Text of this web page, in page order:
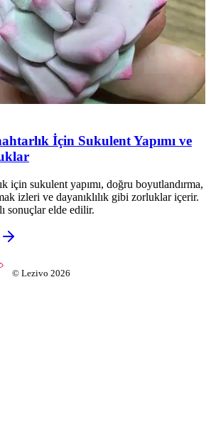
İçin Sukulent Yapımı ve
için sukulent yapımı, doğru boyutlandırma,
izleri ve dayanıklılık gibi zorluklar içerir.
sonuçlar elde edilir.
© Lezivo 2026